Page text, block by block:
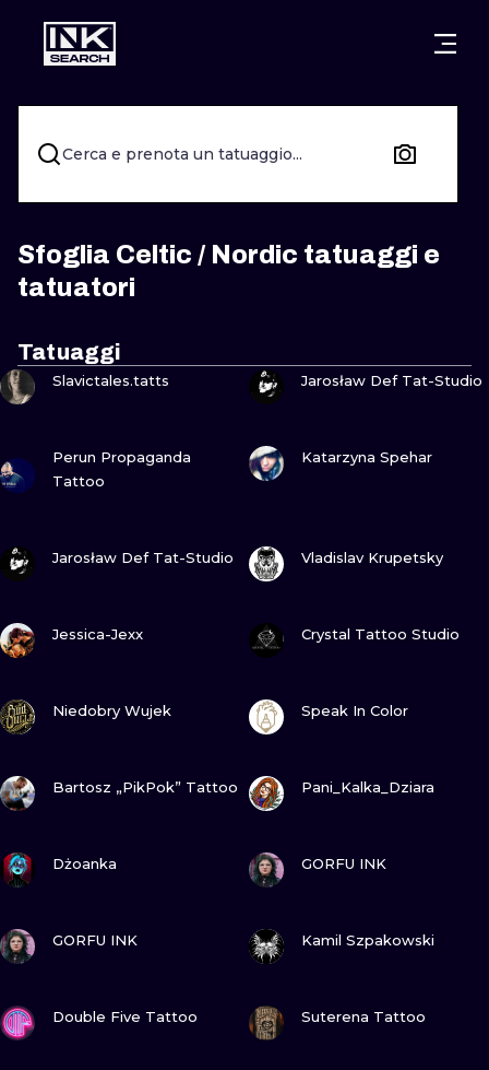
CITTÀ WARSAW
CRACOW WROCLAW
BERLIN LONDON
HEIDELBERG EDINBURGH
MANCHESTER
ATHENS BUDAPEST
STILI
LETTERING
NEW
SURREALISM
JAPANESE
MINIMALISM
Cerca e prenota un tatuaggio...
Sfoglia Celtic / Nordic tatuaggi e
tatuatori
Tatuaggi
GUARDA
Slavictales.tatts
GUARDA
Jarosław Def Tat-Studio
Perun Propaganda
Tattoo
Katarzyna Spehar
Jarosław Def Tat-Studio Vladislav Krupetsky
Jessica-Jexx Crystal Tattoo Studio
Niedobry Wujek Speak In Color
Bartosz „PikPok” Tattoo Pani_Kalka_Dziara
Dżoanka GORFU INK
GORFU INK Kamil Szpakowski
Double Five Tattoo Suterena Tattoo